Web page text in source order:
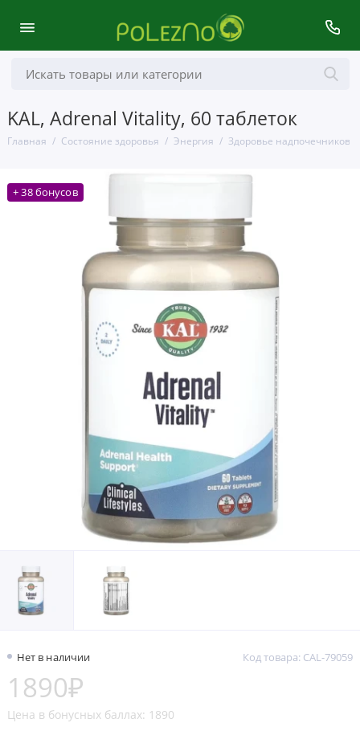
KAL, Adrenal Vitality, 60 таблеток
Главная Состояние здоровья Энергия Здоровье надпочечников
+ 38 бонусов
Нет в наличии Код товара: CAL-79059
1890₽
Цена в бонусных баллах: 1890